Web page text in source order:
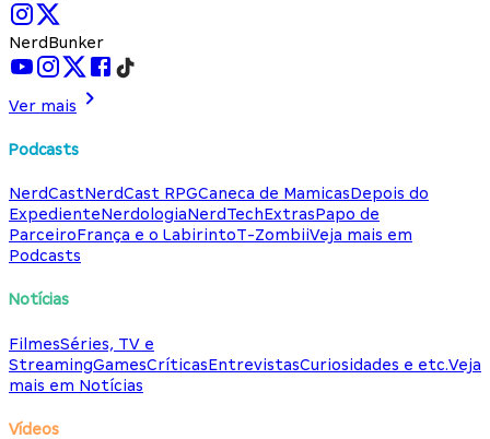
NerdBunker
Ver mais
Podcasts
NerdCastNerdCast RPGCaneca de MamicasDepois do
ExpedienteNerdologiaNerdTechExtrasPapo de
ParceiroFrança e o LabirintoT-ZombiiVeja mais em
Podcasts
Notícias
FilmesSéries, TV e
StreamingGamesCríticasEntrevistasCuriosidades e etc.Veja
mais em Notícias
Vídeos